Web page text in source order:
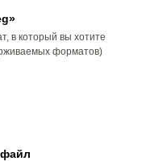
в который вы хотите
форматов)